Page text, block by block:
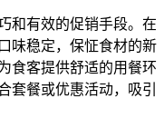
和有效的促销手段。在
味稳定，保怔食材的新
食客提供舒适的用餐环
套餐或优惠活动，吸引